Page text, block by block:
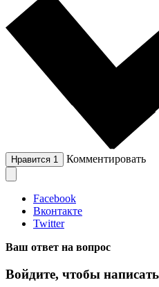
Нравится 1 Комментировать
Facebook
Вконтакте
Twitter
Ваш ответ на вопрос
Войдите, чтобы написать